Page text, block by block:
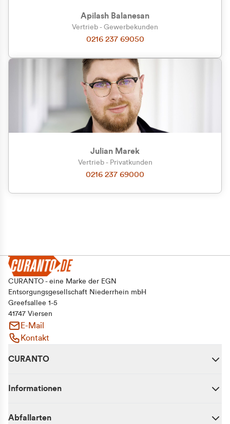
Zu welcher Kundengruppe
gehören Sie?
Privatkunde (inkl. MwSt.)
Geschäftskunde (exkl. MwSt.)
Apilash Balanesan
Vertrieb - Gewerbekunden
0216 237 69050
Julian Marek
Vertrieb - Privatkunden
0216 237 69000
CURANTO - eine Marke der EGN
Entsorgungsgesellschaft Niederrhein mbH
Greefsallee 1-5
41747 Viersen
E-Mail
Kontakt
CURANTO
Informationen
Abfallarten